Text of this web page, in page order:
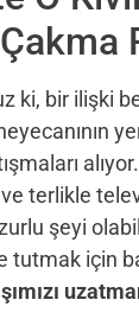
ki, bir ilişki
terlikle
şeyi
tutmak için